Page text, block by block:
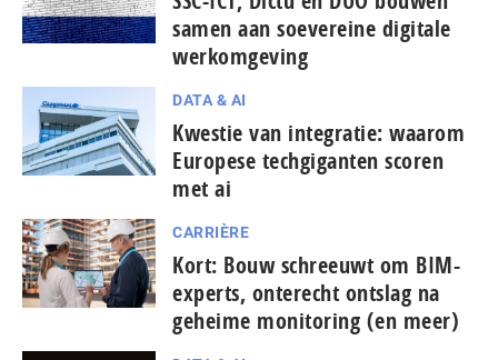
samen aan soevereine digitale
werkomgeving
DATA & AI
Kwestie van integratie: waarom
Europese tech­gi­gan­ten scoren
met ai
CARRIÈRE
Kort: Bouw schreeuwt om BIM-
experts, onterecht ontslag na
geheime monitoring (en meer)